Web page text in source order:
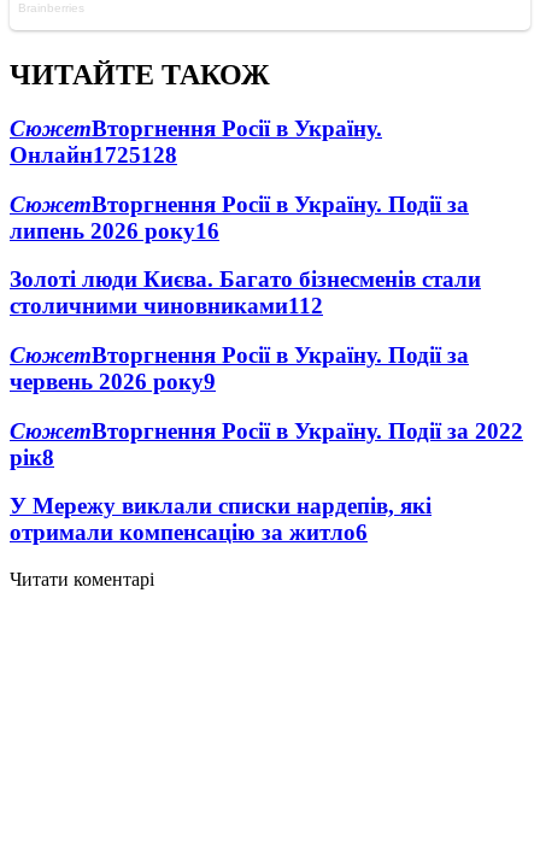
ЧИТАЙТЕ ТАКОЖ
СюжетВторгнення Росії в Україну.
Онлайн1725128
СюжетВторгнення Росії в Україну. Події за
липень 2026 року16
Золоті люди Києва. Багато бізнесменів стали
столичними чиновниками112
СюжетВторгнення Росії в Україну. Події за
червень 2026 року9
СюжетВторгнення Росії в Україну. Події за 2022
рік8
У Мережу виклали списки нардепів, які
отримали компенсацію за житло6
Читати коментарі